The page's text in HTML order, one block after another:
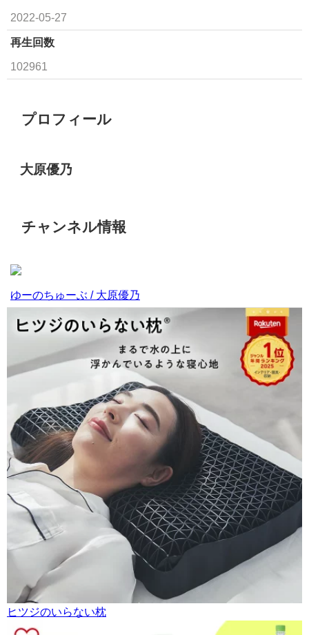
2022-05-27
再生回数
102961
プロフィール
大原優乃
チャンネル情報
ゆーのちゅーぶ / 大原優乃
ヒツジのいらない枕